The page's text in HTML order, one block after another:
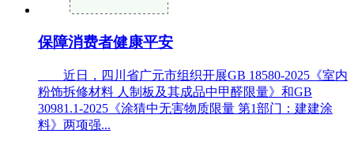
保障消费者健康平安
近日，四川省广元市组织开展GB 18580-2025《室内
粉饰拆修材料 人制板及其成品中甲醛限量》和GB
30981.1-2025《涂猜中无害物质限量 第1部门：建建涂
料》两项强...